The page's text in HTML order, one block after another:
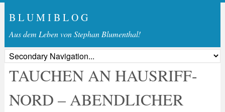
B L U M I B L O G
Aus dem Leben von Stephan Blumenthal!
TAUCHEN AN HAUSRIFF-
NORD – ABENDLICHER